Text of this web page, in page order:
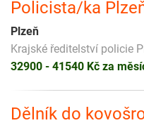
Policista/ka
Plzeň
Krajské ředitelství policie
32900 - 41540 Kč za
Dělník do